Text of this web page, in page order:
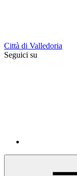
Città di Valledoria
Seguici su